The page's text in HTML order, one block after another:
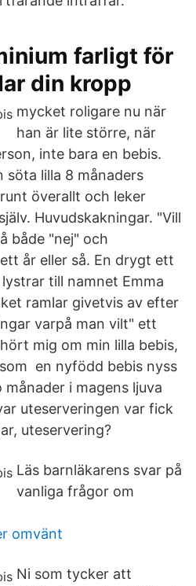
farligt för
din kropp
mycket roligare nu när
han är lite större, när
inte bara en bebis.
söta lilla 8 månaders
överallt och leker
Huvudskakningar. "Vill
både "nej" och
år eller så. En drygt ett
till namnet Emma
ramlar givetvis av efter
varpå man vilt" ett
mig om min lilla bebis,
en nyfödd bebis nyss
i magens ljuva
uteserveringen var fick
uteservering?
Läs barnläkarens svar på
vanliga frågor om
omvänt
Ni som tycker att